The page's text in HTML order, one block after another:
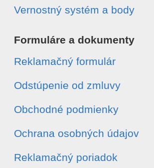
Vernostný systém a body
Formuláre a dokumenty
Reklamačný formulár
Odstúpenie od zmluvy
Obchodné podmienky
Ochrana osobných údajov
Reklamačný poriadok